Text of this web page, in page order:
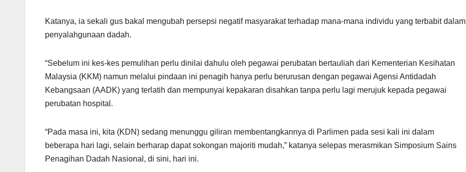
Katanya, ia sekali gus bakal mengubah persepsi negatif masyarakat terhadap mana-mana individu yang terbabit dalam
penyalahgunaan dadah.
“Sebelum ini kes-kes pemulihan perlu dinilai dahulu oleh pegawai perubatan bertauliah dari Kementerian Kesihatan
Malaysia (KKM) namun melalui pindaan ini penagih hanya perlu berurusan dengan pegawai Agensi Antidadah
Kebangsaan (AADK) yang terlatih dan mempunyai kepakaran disahkan tanpa perlu lagi merujuk kepada pegawai
perubatan hospital.
“Pada masa ini, kita (KDN) sedang menunggu giliran membentangkannya di Parlimen pada sesi kali ini dalam
beberapa hari lagi, selain berharap dapat sokongan majoriti mudah,” katanya selepas merasmikan Simposium Sains
Penagihan Dadah Nasional, di sini, hari ini.